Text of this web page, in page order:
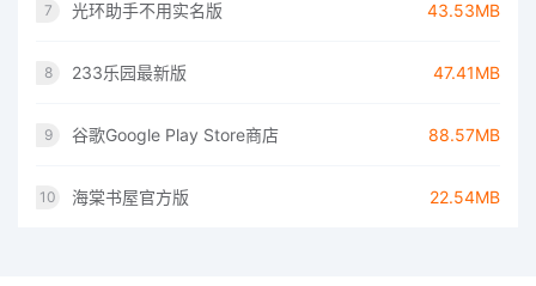
7 光环助手不用实名版 43.53MB
8 233乐园最新版 47.41MB
9 谷歌Google Play Store商店 88.57MB
10 海棠书屋官方版 22.54MB